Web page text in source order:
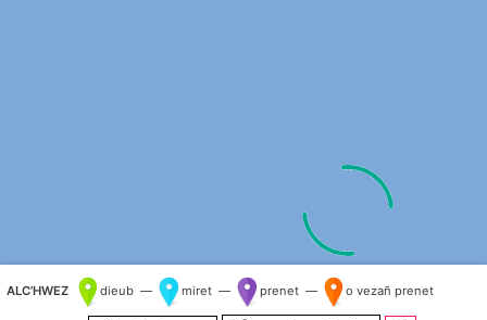
ALC’HWEZ dieub — miret — prenet — o vezañ prenet